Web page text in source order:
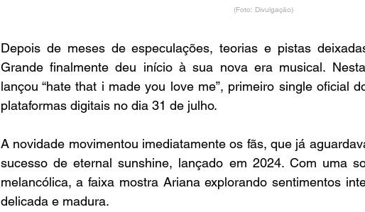
(Foto: Divulgação)
Depois de meses de especulações, teorias e pistas
Grande finalmente deu início à sua nova era musical.
lançou “hate that i made you love me”, primeiro single oficial
plataformas digitais no dia 31 de julho.
A novidade movimentou imediatamente os fãs, que já
sucesso de eternal sunshine, lançado em 2024. Com uma
melancólica, a faixa mostra Ariana explorando sentimentos
delicada e madura.